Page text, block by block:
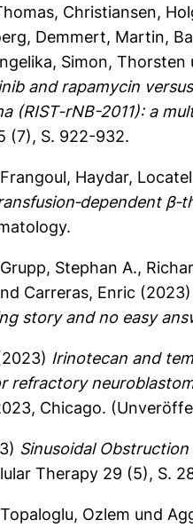
, Christiansen,
, Demmert, Martin,
, Simon, Thorsten
and rapamycin
(RIST-rNB-2011): a
(7), S. 922-932.
Frangoul, Haydar,
Grupp, Stephan A.,
Carreras, Enric
story and no easy
Irinotecan and
refractory
Chicago.
Sinusoidal
Therapy 29 (5), S.
Topaloglu, Ozlem und